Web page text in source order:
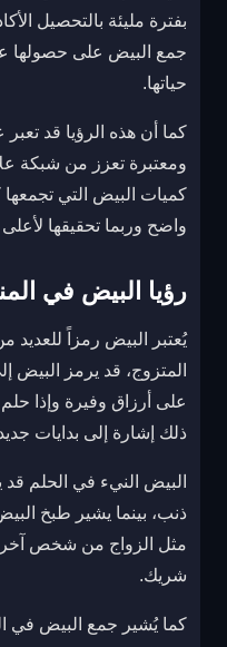
بفترة مليئة بالتحصيل
جمع البيض على حصولها
حياتها.
كما أن هذه الرؤيا قد
ومعتبرة تعزز من شبكة
كميات البيض التي تجمعها
واضح وربما تحقيقها
رؤيا البيض في
يُعتبر البيض رمزاً للعديد
المتزوج، قد يرمز البيض
على أرزاق وفيرة وإذا
ذلك إشارة إلى بدايات
البيض النيء في الحلم
ذنب، بينما يشير طبخ
مثل الزواج من شخص آخر
شريك.
كما يُشير جمع البيض في